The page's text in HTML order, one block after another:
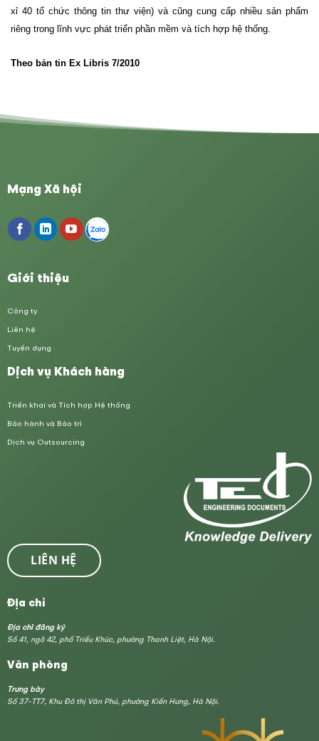
xỉ 40 tổ chức thông tin thư viện) và cũng cung cấp nhiều sản phẩm
riêng trong lĩnh vực phát triển phần mềm và tích hợp hệ thống.
Theo bản tin Ex Libris 7/2010
Mạng Xã hội
Giới thiệu
Công ty
Liên hệ
Tuyển dụng
Dịch vụ Khách hàng
Triển khai và Tích hợp Hệ thống
Bảo hành và Bảo trì
Dịch vụ Outsourcing
LIÊN HỆ
Địa chỉ
Địa chỉ đăng ký
Số 41, ngõ 42, phố Triều Khúc, phường Thanh Liệt, Hà Nội.
Văn phòng
Trưng bày
Số 37-TT7, Khu Đô thị Văn Phú, phường Kiến Hưng, Hà Nội.